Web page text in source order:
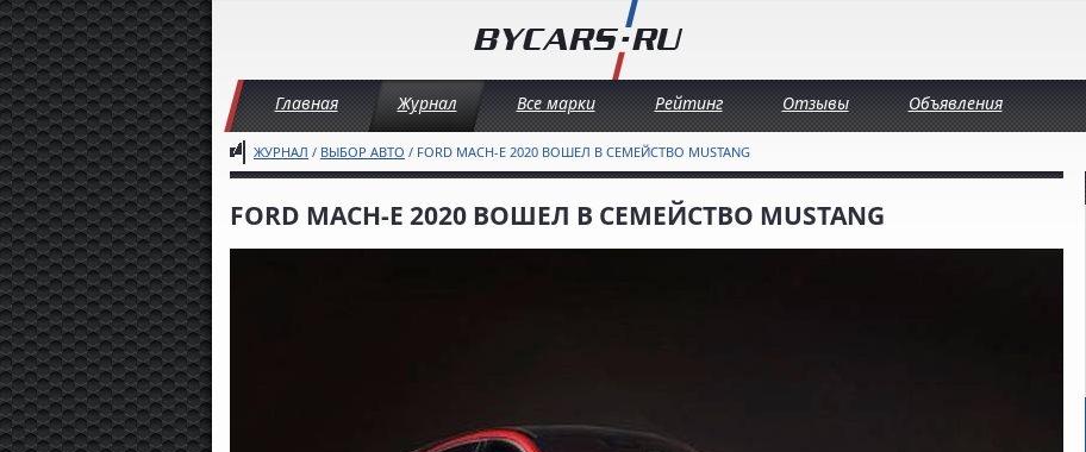
Главная Журнал Все марки Рейтинг Отзывы Объявления
ЖУРНАЛ / ВЫБОР АВТО / FORD MACH-E 2020 ВОШЕЛ В СЕМЕЙСТВО MUSTANG
FORD MACH-E 2020 ВОШЕЛ В СЕМЕЙСТВО MUSTANG